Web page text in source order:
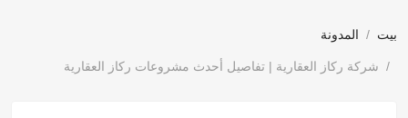
بيت المدونة
شركة ركاز العقارية | تفاصيل أحدث مشروعات ركاز العقارية